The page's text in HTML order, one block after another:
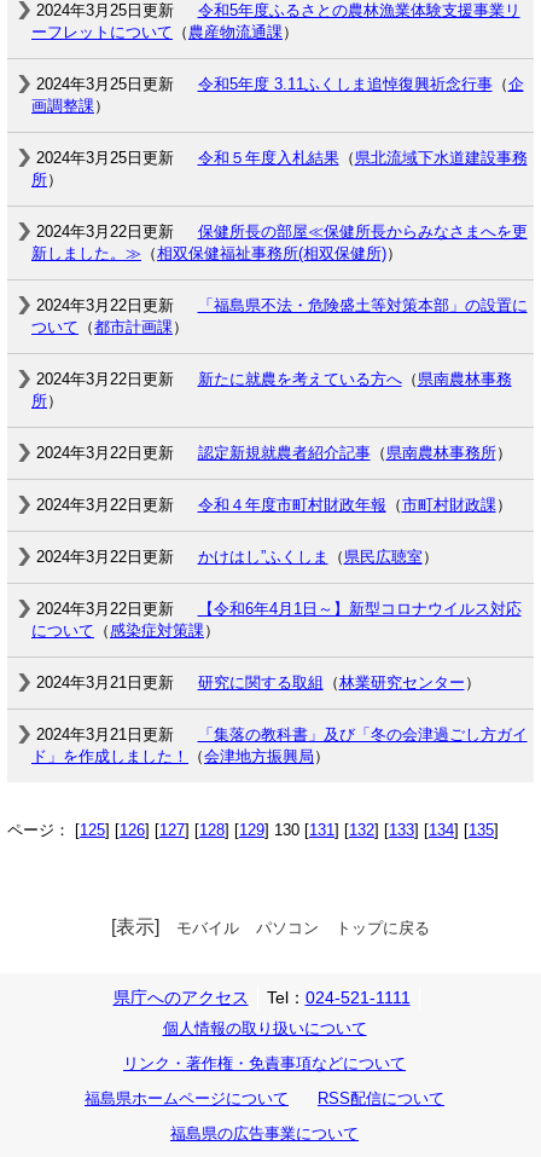
2024年3月25日更新
令和5年度ふるさとの農林漁業体験支援事業リ
ーフレットについて （ 農産物流通課）
2024年3月25日更新 令和5年度 3.11ふくしま追悼復興祈念行事（企
画調整課）
2024年3月25日更新 令和５年度入札結果（ 県北流域下水道建設事務
所）
2024年3月22日更新
保健所長の部屋≪保健所長からみなさまへを更
新しました。≫ （相双保健福祉事務所(相双保健所)）
2024年3月22日更新
「福島県不法・危険盛土等対策本部」の設置に
ついて （都市計画課）
2024年3月22日更新 新たに就農を考えている方へ（ 県南農林事務
所）
2024年3月22日更新 認定新規就農者紹介記事（ 県南農林事務所）
2024年3月22日更新 令和４年度市町村財政年報 （市町村財政課）
2024年3月22日更新 かけはし”ふくしま （ 県民広聴室 ）
2024年3月22日更新
【令和6年4月1日～】新型コロナウイルス対応
について （感染症対策課）
2024年3月21日更新 研究に関する取組 （林業研究センター ）
2024年3月21日更新
「集落の教科書」及び「冬の会津過ごし方ガイ
ド」を作成しました！
（会津地方振興局 ）
ページ： [125] [126] [127] [128] [129] 130 [131] [132] [133] [134] [135]
[表示] モバイル パソコン トップに戻る
県庁へのアクセス Tel： 024-521-1111
個人情報の取り扱いについて
リンク・著作権・免責事項などについて
福島県ホームページについて
RSS配信について
福島県の広告事業について